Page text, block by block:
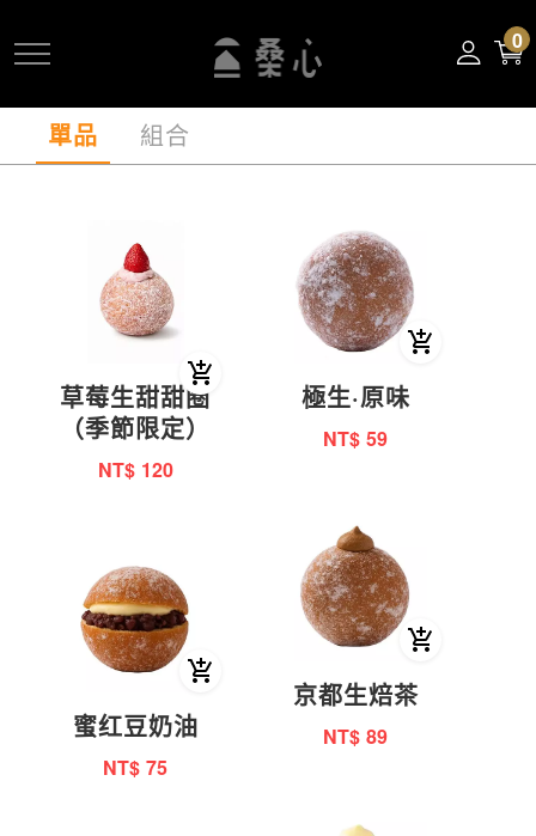
到
主
要
容
0
單品 組合
草莓生甜甜圈
（季節限定）
NT$ 120
極生·原味
NT$ 59
京都生焙茶
NT$ 89
蜜红豆奶油
NT$ 75